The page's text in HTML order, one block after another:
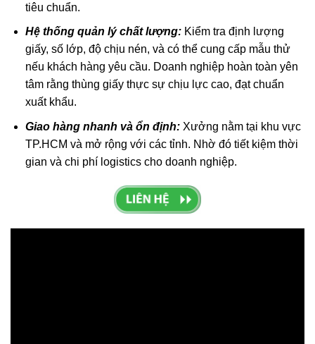
tiêu chuẩn.
Hệ thống quản lý chất lượng: Kiểm tra định lượng
giấy, số lớp, độ chịu nén, và có thể cung cấp mẫu thử
nếu khách hàng yêu cầu. Doanh nghiệp hoàn toàn yên
tâm rằng thùng giấy thực sự chịu lực cao, đạt chuẩn
xuất khẩu.
Giao hàng nhanh và ổn định:Xưởng nằm tại khu vực
TP.HCM và mở rộng với các tỉnh. Nhờ đó tiết kiệm thời
gian và chi phí logistics cho doanh nghiệp.